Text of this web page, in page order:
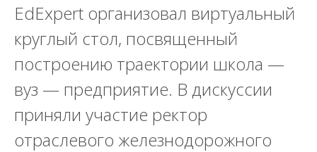
EdExpert организовал виртуальный
круглый стол, посвященный
построению траектории школа —
вуз — предприятие. В дискуссии
приняли участие ректор
отраслевого железнодорожного